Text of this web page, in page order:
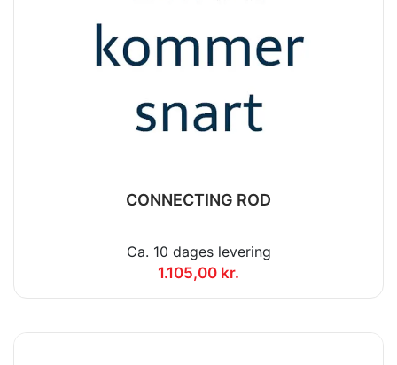
CONNECTING ROD
Ca. 10 dages levering
1.105,00 kr.